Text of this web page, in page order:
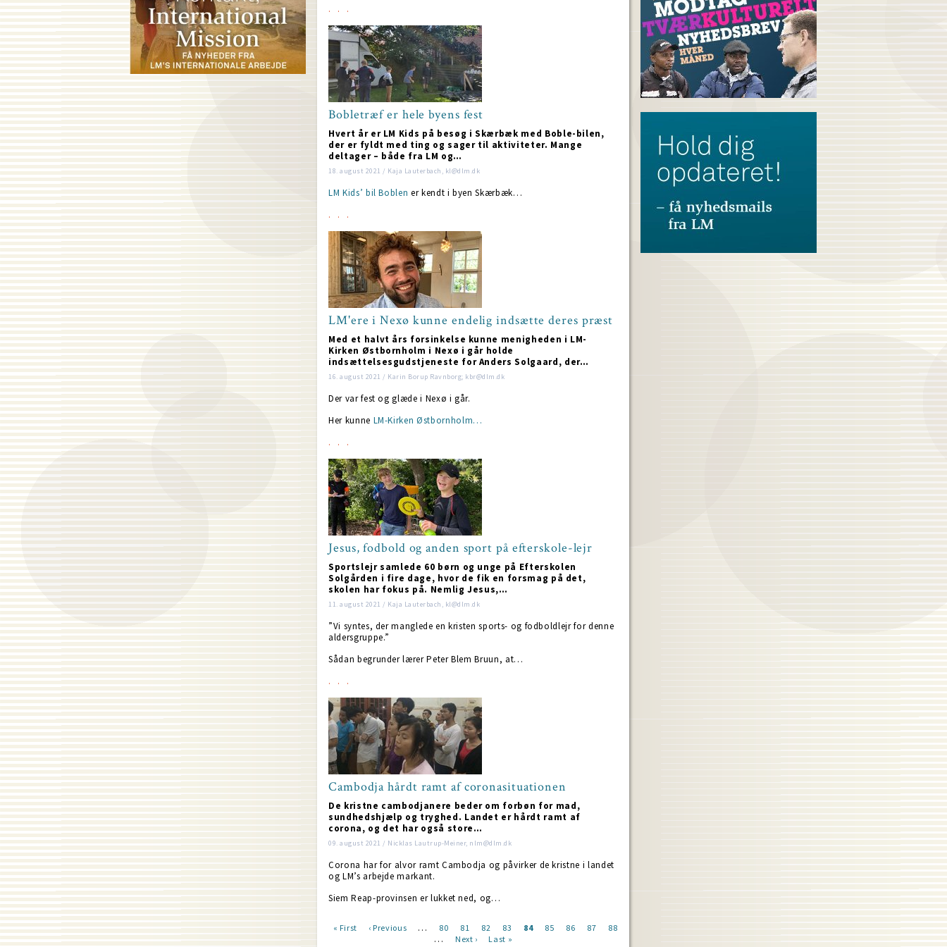
Bobletræf er hele byens fest
Hvert år er LM Kids på besøg i Skærbæk med Boble-bilen,
der er fyldt med ting og sager til aktiviteter. Mange
deltager – både fra LM og…
18. august 2021 / Kaja Lauterbach, kl@dlm.dk
LM Kids’ bil Boblen er kendt i byen Skærbæk…
LM'ere i Nexø kunne endelig indsætte deres præst
Med et halvt års forsinkelse kunne menigheden i LM-
Kirken Østbornholm i Nexø i går holde
indsættelsesgudstjeneste for Anders Solgaard, der…
16. august 2021 / Karin Borup Ravnborg; kbr@dlm.dk
Der var fest og glæde i Nexø i går.
Her kunne LM-Kirken Østbornholm…
Jesus, fodbold og anden sport på efterskole-lejr
Sportslejr samlede 60 børn og unge på Efterskolen
Solgården i fire dage, hvor de fik en forsmag på det,
skolen har fokus på. Nemlig Jesus,…
11. august 2021 / Kaja Lauterbach, kl@dlm.dk
”Vi syntes, der manglede en kristen sports- og fodboldlejr for denne
aldersgruppe.”
Sådan begrunder lærer Peter Blem Bruun, at…
Cambodja hårdt ramt af coronasituationen
De kristne cambodjanere beder om forbøn for mad,
sundhedshjælp og tryghed. Landet er hårdt ramt af
corona, og det har også store…
09. august 2021 / Nicklas Lautrup-Meiner, nlm@dlm.dk
Corona har for alvor ramt Cambodja og påvirker de kristne i landet
og LM’s arbejde markant.
Siem Reap-provinsen er lukket ned, og…
First
« First
Previous
‹ Previous … Page
80 Page
81 Page
82 Page
83
Current
84 Page
85 Page
86 Page
87 Page
88
…
Next
Next ›
Last
Last »